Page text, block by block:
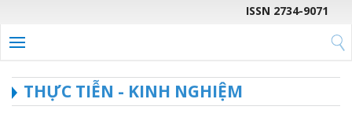
ISSN 2734-9071
THỰC TIỄN - KINH NGHIỆM